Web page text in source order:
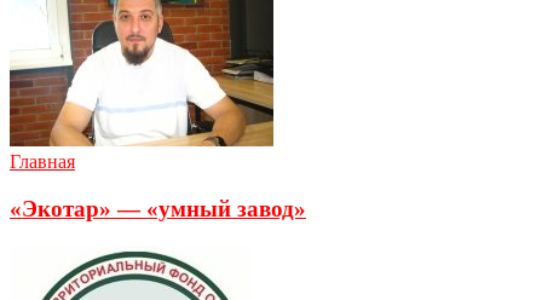
Главная
«Экотар» — «умный завод»